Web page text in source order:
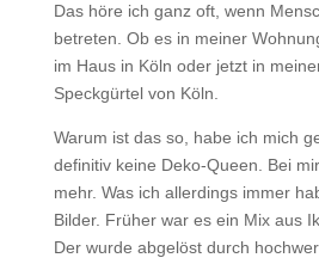
Das höre ich ganz oft, wenn
betreten. Ob es in meiner
im Haus in Köln oder jetzt in
Speckgürtel von Köln.
Warum ist das so, habe ich mich
definitiv keine Deko-Queen. Bei
mehr. Was ich allerdings immer
Bilder. Früher war es ein Mix aus
Der wurde abgelöst durch